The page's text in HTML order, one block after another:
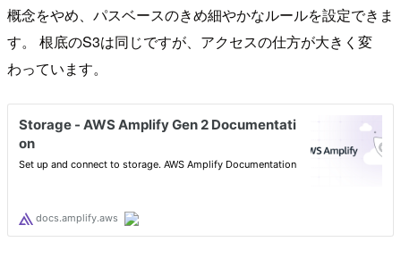
概念をやめ、パスベースのきめ細やかなルールを設定できま
す。 根底のS3は同じですが、アクセスの仕方が大きく変
わっています。